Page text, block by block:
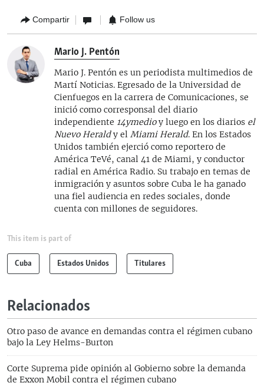
Compartir Follow us
Mario J. Pentón
Mario J. Pentón es un periodista multimedios de
Martí Noticias. Egresado de la Universidad de
Cienfuegos en la carrera de Comunicaciones, se
inició como corresponsal del diario
independiente 14ymedioy luego en los diarios el
Nuevo Heraldy el Miami Herald. En los Estados
Unidos también ejerció como reportero de
América TeVé, canal 41 de Miami, y conductor
radial en América Radio. Su trabajo en temas de
inmigración y asuntos sobre Cuba le ha ganado
una fiel audiencia en redes sociales, donde
cuenta con millones de seguidores.
This item is part of
Cuba Estados Unidos Titulares
Relacionados
Otro paso de avance en demandas contra el régimen cubano
bajo la Ley Helms-Burton
Corte Suprema pide opinión al Gobierno sobre la demanda
de Exxon Mobil contra el régimen cubano